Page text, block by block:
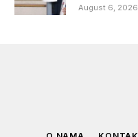
August 6, 2026